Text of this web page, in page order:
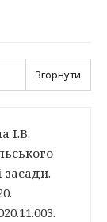
Згорнути
І.В.
засади.